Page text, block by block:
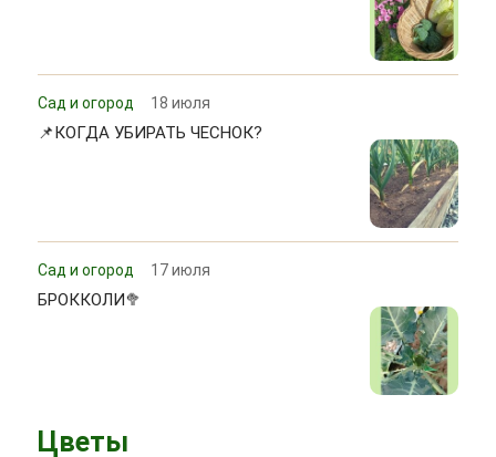
Сад и огород 18 июля
📌КОГДА УБИРАТЬ ЧЕСНОК?
Сад и огород 17 июля
БРОККОЛИ🥦
Цветы